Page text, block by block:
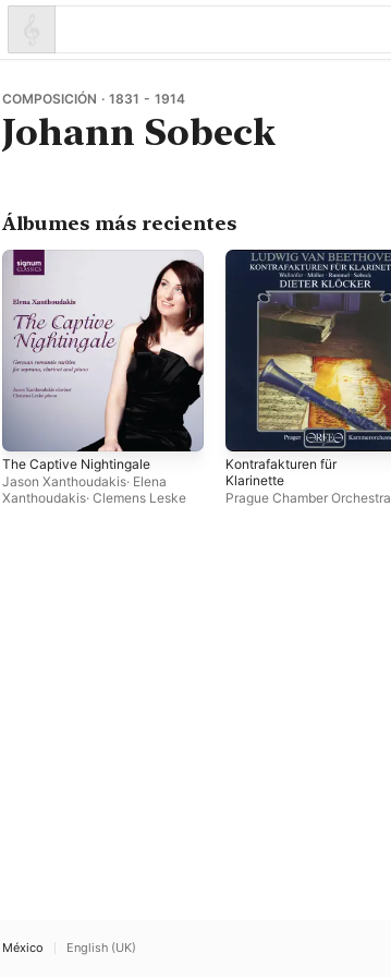
COMPOSICIÓN · 1831 - 1914
Johann Sobeck
Álbumes más recientes
The Captive Nightingale
Jason Xanthoudakis· Elena
Xanthoudakis· Clemens Leske
Kontrafakturen für
Klarinette
Prague Chamber Orchestra
México English (UK)